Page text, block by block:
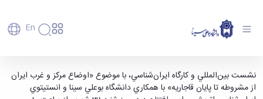
En
دانشگاه
تاریخچه
و
آموزش
پذیرش
کارشناسی
پژوهش
فناوری و
دانشکده‌ها
برگزاری نشست بین‌المللی و کارگاه ایران‌شناسی در
دانشگاه بوعلی سینا - دانشگاه بوعلی سینا همدان
نشست بين‌المللي و كارگاه ايران‌شناسي، با موضوع «اوضاع مركز و غرب ايران
از مشروطه تا پايان قاجاريه» با همكاري دانشگاه بوعلي سينا و انستيتوي